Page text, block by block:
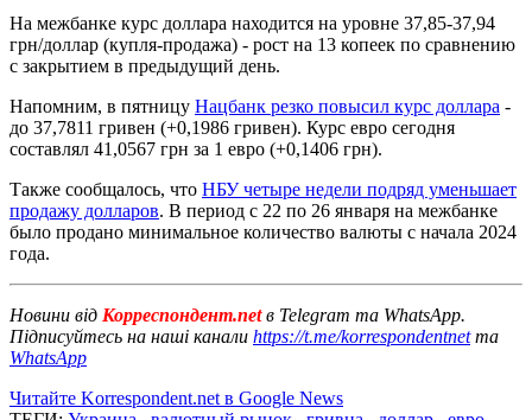
На межбанке курс доллара находится на уровне 37,85-37,94
грн/доллар (купля-продажа) - рост на 13 копеек по сравнению
с закрытием в предыдущий день.
Напомним, в пятницу Нацбанк резко повысил курс доллара -
до 37,7811 гривен (+0,1986 гривен). Курс евро сегодня
составлял 41,0567 грн за 1 евро (+0,1406 грн).
Также сообщалось, что НБУ четыре недели подряд уменьшает
продажу долларов. В период с 22 по 26 января на межбанке
было продано минимальное количество валюты с начала 2024
года.
Новини від Корреспондент.netв Telegram та WhatsApp.
Підписуйтесь на наші канали https://t.me/korrespondentnetта
WhatsApp
Читайте Korrespondent.net в Google News